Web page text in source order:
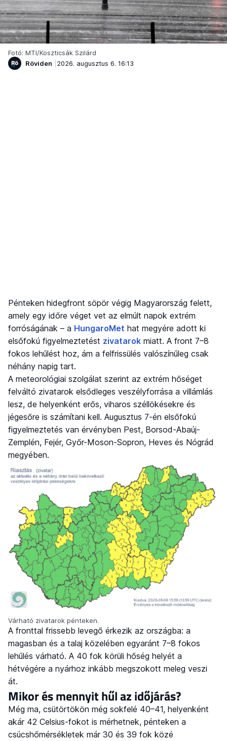
Fotó: MTI/Koszticsák Szilárd
Röviden
2026. augusztus 6. 16:13
Pénteken hidegfront söpör végig Magyarország felett,
amely egy időre véget vet az elmúlt napok extrém
forróságának – a HungaroMet hat megyére adott ki
elsőfokú figyelmeztetést zivatarok miatt. A front 7–8
fokos lehűlést hoz, ám a felfrissülés valószínűleg csak
néhány napig tart.
A meteorológiai szolgálat szerint az extrém hőséget
felváltó zivatarok elsődleges veszélyforrása a villámlás
lesz, de helyenként erős, viharos széllökésekre és
jégesőre is számítani kell. Augusztus 7-én elsőfokú
figyelmeztetés van érvényben Pest, Borsod-Abaúj-
Zemplén, Fejér, Győr-Moson-Sopron, Heves és Nógrád
megyében.
Várható zivatarok pénteken.
A fronttal frissebb levegő érkezik az országba: a
magasban és a talaj közelében egyaránt 7–8 fokos
lehűlés várható. A 40 fok körüli hőség helyét a
hétvégére a nyárhoz inkább megszokott meleg veszi
át.
Mikor és mennyit hűl az időjárás?
Még ma, csütörtökön még sokfelé 40–41, helyenként
akár 42 Celsius-fokot is mérhetnek, pénteken a
csúcshőmérsékletek már 30 és 39 fok közé